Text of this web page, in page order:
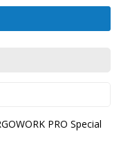
PRO Special